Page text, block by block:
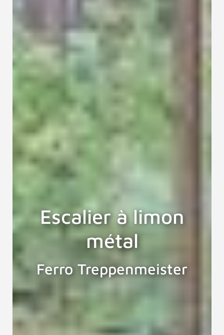
Escalier à limon
métal
Ferro Treppenmeister